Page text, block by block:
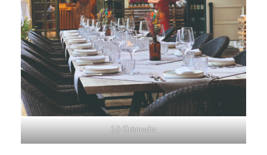
(c) Grömedia